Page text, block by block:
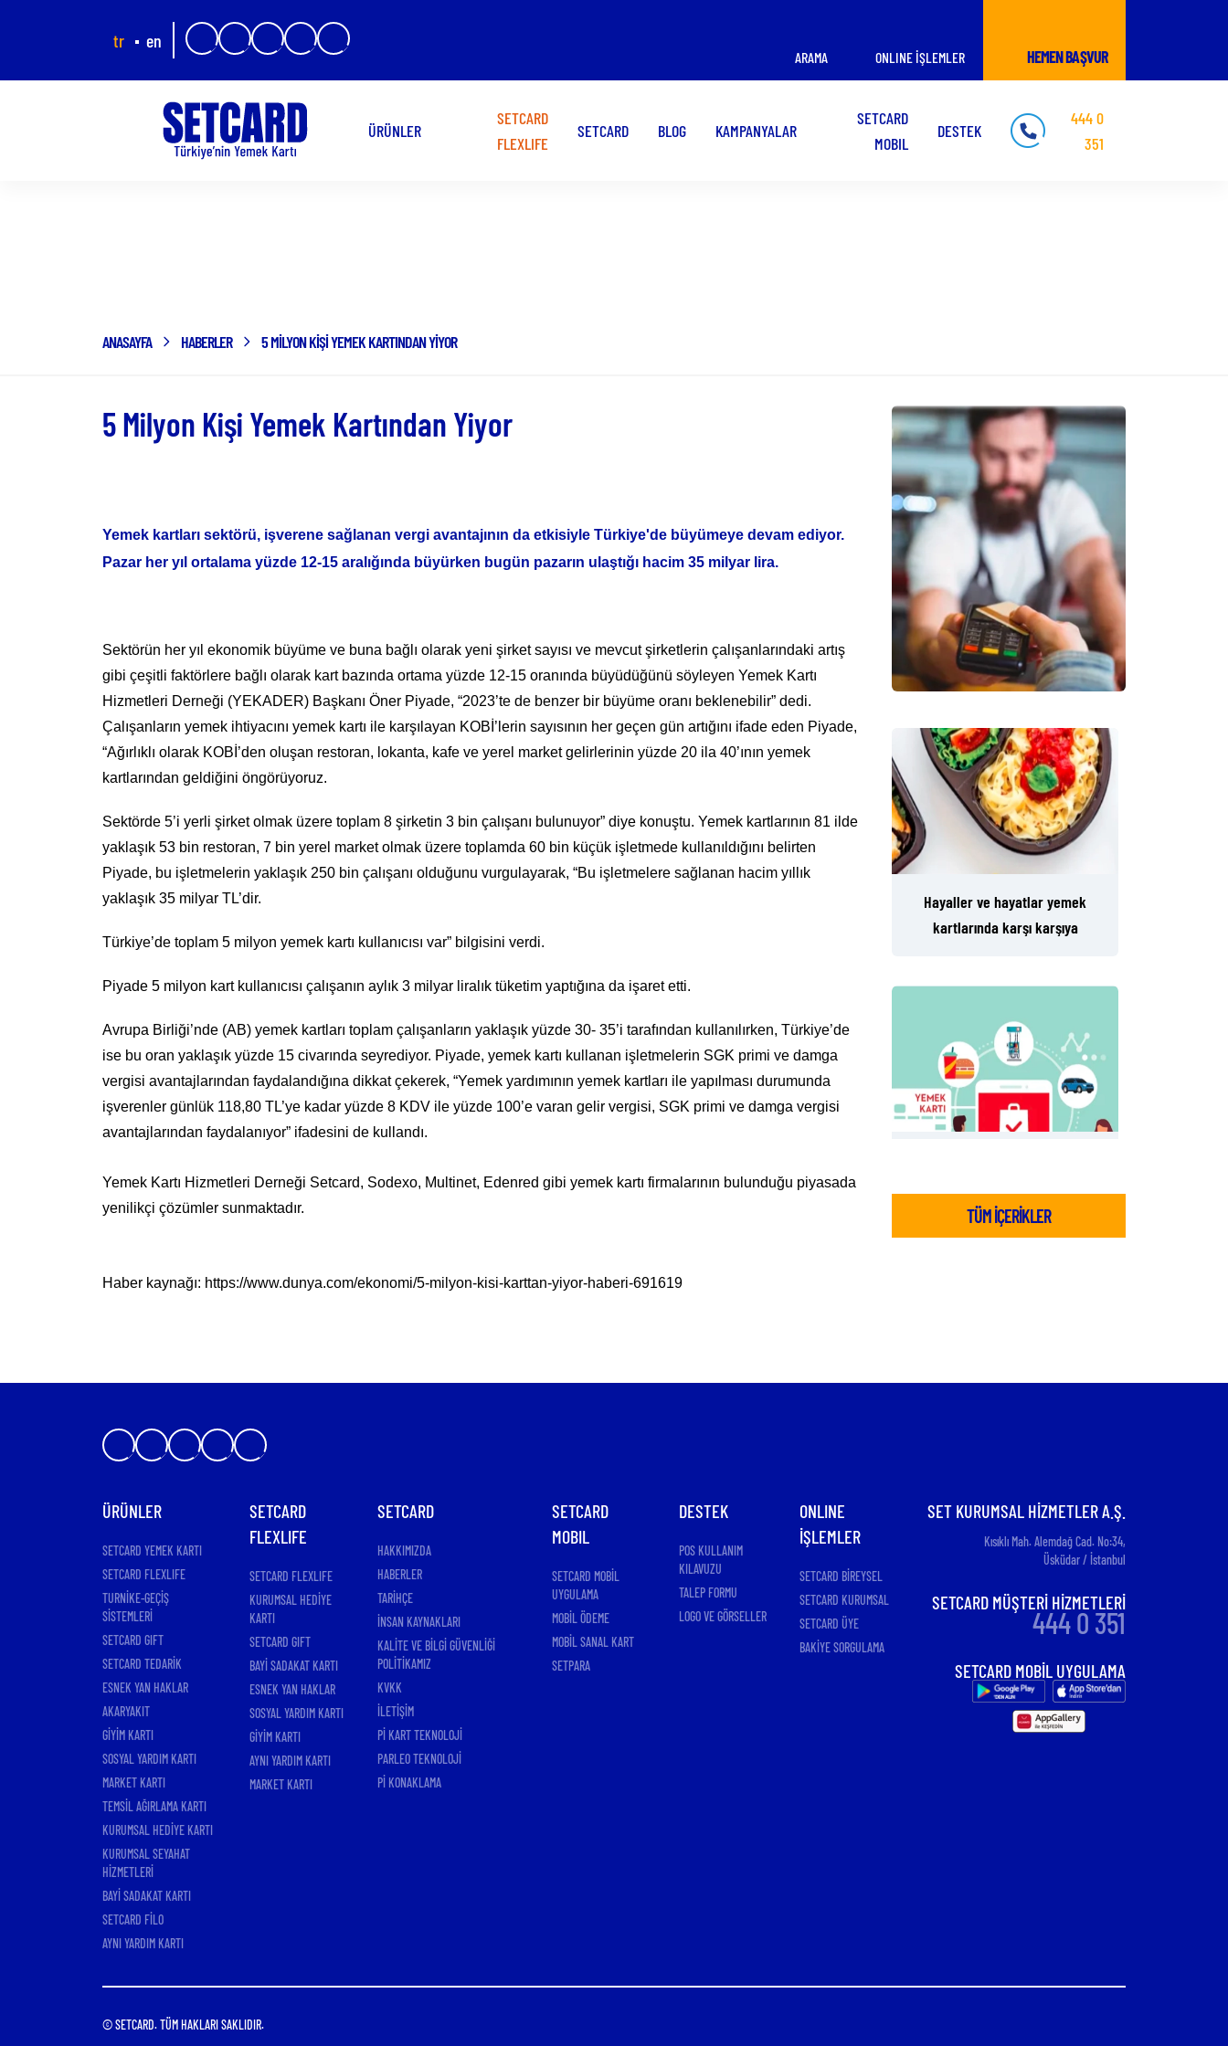
İSTİYORUM!
KART KULLANMAK
İSTİYORUM!
tr en
ARAMA ONLINE İŞLEMLER HEMEN BAŞVUR
ÜRÜNLER
SETCARD
FLEXLIFE
SETCARD BLOG KAMPANYALAR
SETCARD
MOBIL
DESTEK
444 0
351
ANASAYFA HABERLER 5 MILYON KIŞI YEMEK KARTINDAN YIYOR
5 Milyon Kişi Yemek Kartından Yiyor
Yemek kartları sektörü, işverene sağlanan vergi avantajının da etkisiyle Türkiye'de büyümeye devam ediyor.
Pazar her yıl ortalama yüzde 12-15 aralığında büyürken bugün pazarın ulaştığı hacim 35 milyar lira.
Sektörün her yıl ekonomik büyüme ve buna bağlı olarak yeni şirket sayısı ve mevcut şirketlerin çalışanlarındaki artış
gibi çeşitli faktörlere bağlı olarak kart bazında ortama yüzde 12-15 oranında büyüdüğünü söyleyen Yemek Kartı
Hizmetleri Derneği (YEKADER) Başkanı Öner Piyade, “2023’te de benzer bir büyüme oranı beklenebilir” dedi.
Çalışanların yemek ihtiyacını yemek kartı ile karşılayan KOBİ’lerin sayısının her geçen gün artığını ifade eden Piyade,
“Ağırlıklı olarak KOBİ’den oluşan restoran, lokanta, kafe ve yerel market gelirlerinin yüzde 20 ila 40’ının yemek
kartlarından geldiğini öngörüyoruz.
Sektörde 5’i yerli şirket olmak üzere toplam 8 şirketin 3 bin çalışanı bulunuyor” diye konuştu. Yemek kartlarının 81 ilde
yaklaşık 53 bin restoran, 7 bin yerel market olmak üzere toplamda 60 bin küçük işletmede kullanıldığını belirten
Piyade, bu işletmelerin yaklaşık 250 bin çalışanı olduğunu vurgulayarak, “Bu işletmelere sağlanan hacim yıllık
yaklaşık 35 milyar TL’dir.
Türkiye’de toplam 5 milyon yemek kartı kullanıcısı var” bilgisini verdi.
Piyade 5 milyon kart kullanıcısı çalışanın aylık 3 milyar liralık tüketim yaptığına da işaret etti.
Avrupa Birliği’nde (AB) yemek kartları toplam çalışanların yaklaşık yüzde 30- 35’i tarafından kullanılırken, Türkiye’de
ise bu oran yaklaşık yüzde 15 civarında seyrediyor. Piyade, yemek kartı kullanan işletmelerin SGK primi ve damga
vergisi avantajlarından faydalandığına dikkat çekerek, “Yemek yardımının yemek kartları ile yapılması durumunda
işverenler günlük 118,80 TL’ye kadar yüzde 8 KDV ile yüzde 100’e varan gelir vergisi, SGK primi ve damga vergisi
avantajlarından faydalanıyor” ifadesini de kullandı.
Yemek Kartı Hizmetleri Derneği Setcard, Sodexo, Multinet, Edenred gibi yemek kartı firmalarının bulunduğu piyasada
yenilikçi çözümler sunmaktadır.
Haber kaynağı: https://www.dunya.com/ekonomi/5-milyon-kisi-karttan-yiyor-haberi-691619
Hayaller ve hayatlar yemek
kartlarında karşı karşıya
Yemek Kartı Sektörü 200 Binden
Fazla Kişiye İstihdam Sağlıyor
TÜM İÇERİKLER
ÜRÜNLER
SETCARD YEMEK KARTI
SETCARD FLEXLIFE
TURNİKE-GEÇİŞ
SİSTEMLERİ
SETCARD GIFT
SETCARD TEDARİK
ESNEK YAN HAKLAR
AKARYAKIT
GİYİM KARTI
SOSYAL YARDIM KARTI
MARKET KARTI
TEMSİL AĞIRLAMA KARTI
KURUMSAL HEDİYE KARTI
KURUMSAL SEYAHAT
HİZMETLERİ
BAYİ SADAKAT KARTI
SETCARD FİLO
AYNI YARDIM KARTI
SETCARD
FLEXLIFE
SETCARD FLEXLIFE
KURUMSAL HEDİYE
KARTI
SETCARD GIFT
BAYİ SADAKAT KARTI
ESNEK YAN HAKLAR
SOSYAL YARDIM KARTI
GİYİM KARTI
AYNI YARDIM KARTI
MARKET KARTI
SETCARD
HAKKIMIZDA
HABERLER
TARİHÇE
İNSAN KAYNAKLARI
KALİTE VE BİLGİ GÜVENLİĞİ
POLİTİKAMIZ
KVKK
İLETİŞİM
Pİ KART TEKNOLOJİ
PARLEO TEKNOLOJİ
Pİ KONAKLAMA
SETCARD
MOBIL
SETCARD MOBİL
UYGULAMA
MOBİL ÖDEME
MOBİL SANAL KART
SETPARA
DESTEK
POS KULLANIM
KILAVUZU
TALEP FORMU
LOGO VE GÖRSELLER
ONLINE
İŞLEMLER
SETCARD BİREYSEL
SETCARD KURUMSAL
SETCARD ÜYE
BAKİYE SORGULAMA
SET KURUMSAL HİZMETLER A.Ş.
Kısıklı Mah. Alemdağ Cad. No:34,
Üsküdar / İstanbul
SETCARD MÜŞTERİ HİZMETLERİ
444 0 351
SETCARD MOBİL UYGULAMA
© SETCARD. TÜM HAKLARI SAKLIDIR.